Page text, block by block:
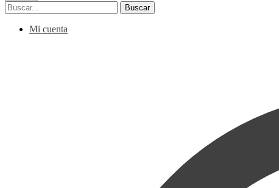
Buscar
por:
Buscar
Mi cuenta